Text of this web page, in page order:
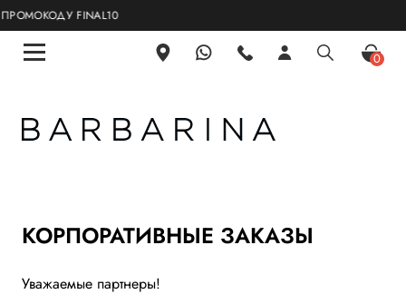
FINAL10
0
КОРПОРАТИВНЫЕ ЗАКАЗЫ
Уважаемые партнеры!